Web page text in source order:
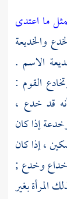
ما اعتدى
والخديعة
الاسم .
القوم :
قد خدع ،
إذا كان
، إذا كان
خداع وخدع ;
المرأة بغير